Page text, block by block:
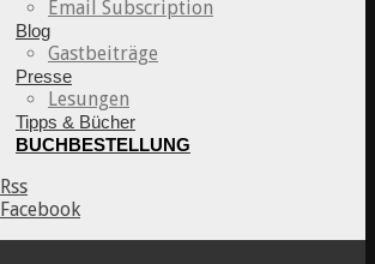
Email Subscription
Blog
Gastbeiträge
Presse
Lesungen
Tipps & Bücher
BUCHBESTELLUNG
Rss
Facebook